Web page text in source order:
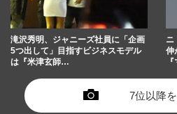
滝沢秀明、ジャニーズ社員に「企画
5つ出して」目指すビジネスモデル
は『米津玄師…
ニ
伸
7位以降